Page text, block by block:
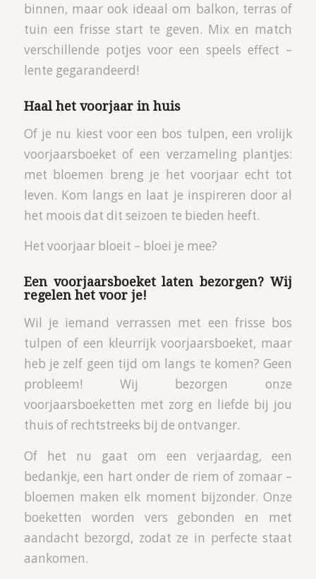
binnen, maar ook ideaal om balkon, terras of
tuin een frisse start te geven. Mix en match
verschillende potjes voor een speels effect –
lente gegarandeerd!
Haal het voorjaar in huis
Of je nu kiest voor een bos tulpen, een vrolijk
voorjaarsboeket of een verzameling plantjes:
met bloemen breng je het voorjaar echt tot
leven. Kom langs en laat je inspireren door al
het moois dat dit seizoen te bieden heeft.
Het voorjaar bloeit – bloei je mee?
Een voorjaarsboeket laten bezorgen? Wij
regelen het voor je!
Wil je iemand verrassen met een frisse bos
tulpen of een kleurrijk voorjaarsboeket, maar
heb je zelf geen tijd om langs te komen? Geen
probleem! Wij bezorgen onze
voorjaarsboeketten met zorg en liefde bij jou
thuis of rechtstreeks bij de ontvanger.
Of het nu gaat om een verjaardag, een
bedankje, een hart onder de riem of zomaar –
bloemen maken elk moment bijzonder. Onze
boeketten worden vers gebonden en met
aandacht bezorgd, zodat ze in perfecte staat
aankomen.